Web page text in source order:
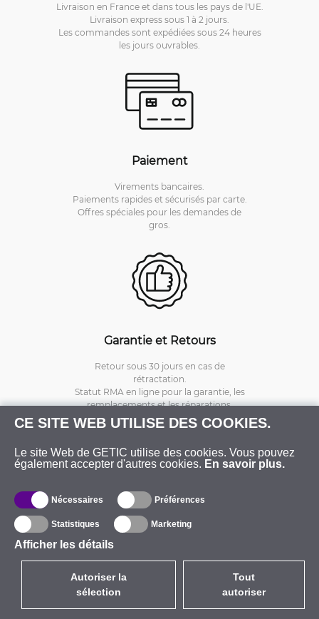
CE SITE WEB UTILISE DES COOKIES.
Le site Web de GETIC utilise des cookies. Vous pouvez
également accepter d'autres cookies. En savoir plus.
Nécessaires Préférences
Statistiques Marketing
Afficher les détails
Autoriser la
sélection
Tout
autoriser
Livraison en France et dans tous les pays de l'UE.
Livraison express sous 1 à 2 jours.
Les commandes sont expédiées sous 24 heures
les jours ouvrables.
Paiement
Virements bancaires.
Paiements rapides et sécurisés par carte.
Offres spéciales pour les demandes de
gros.
Garantie et Retours
Retour sous 30 jours en cas de
rétractation.
Statut RMA en ligne pour la garantie, les
remplacements et les réparations.
Garantie prolongée disponible.